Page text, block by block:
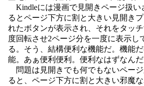
Kindleには漫画で見開きページ扱い
るとページ下方に割と大きい見開き
れたボタンが表示され、それをタッ
度回転させ2ページ分を一度に表示し
る。そう、結構便利な機能だ。機能
能。あぁ便利便利。便利なはずなんだ
問題は見開きでも何でもないペー
ると、ページ下方に割と大きい邪魔